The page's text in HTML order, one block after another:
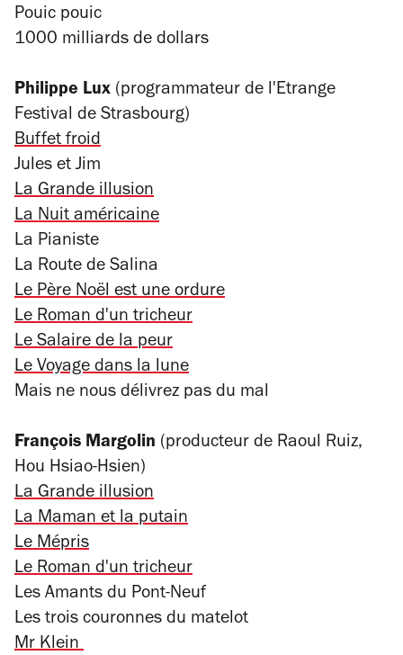
Pouic pouic
1000 milliards de dollars
Philippe Lux (programmateur de l'Etrange
Festival de Strasbourg)
Buffet froid
Jules et Jim
La Grande illusion
La Nuit américaine
La Pianiste
La Route de Salina
Le Père Noël est une ordure
Le Roman d'un tricheur
Le Salaire de la peur
Le Voyage dans la lune
Mais ne nous délivrez pas du mal
François Margolin (producteur de Raoul Ruiz,
Hou Hsiao-Hsien)
La Grande illusion
La Maman et la putain
Le Mépris
Le Roman d'un tricheur
Les Amants du Pont-Neuf
Les trois couronnes du matelot
Mr Klein